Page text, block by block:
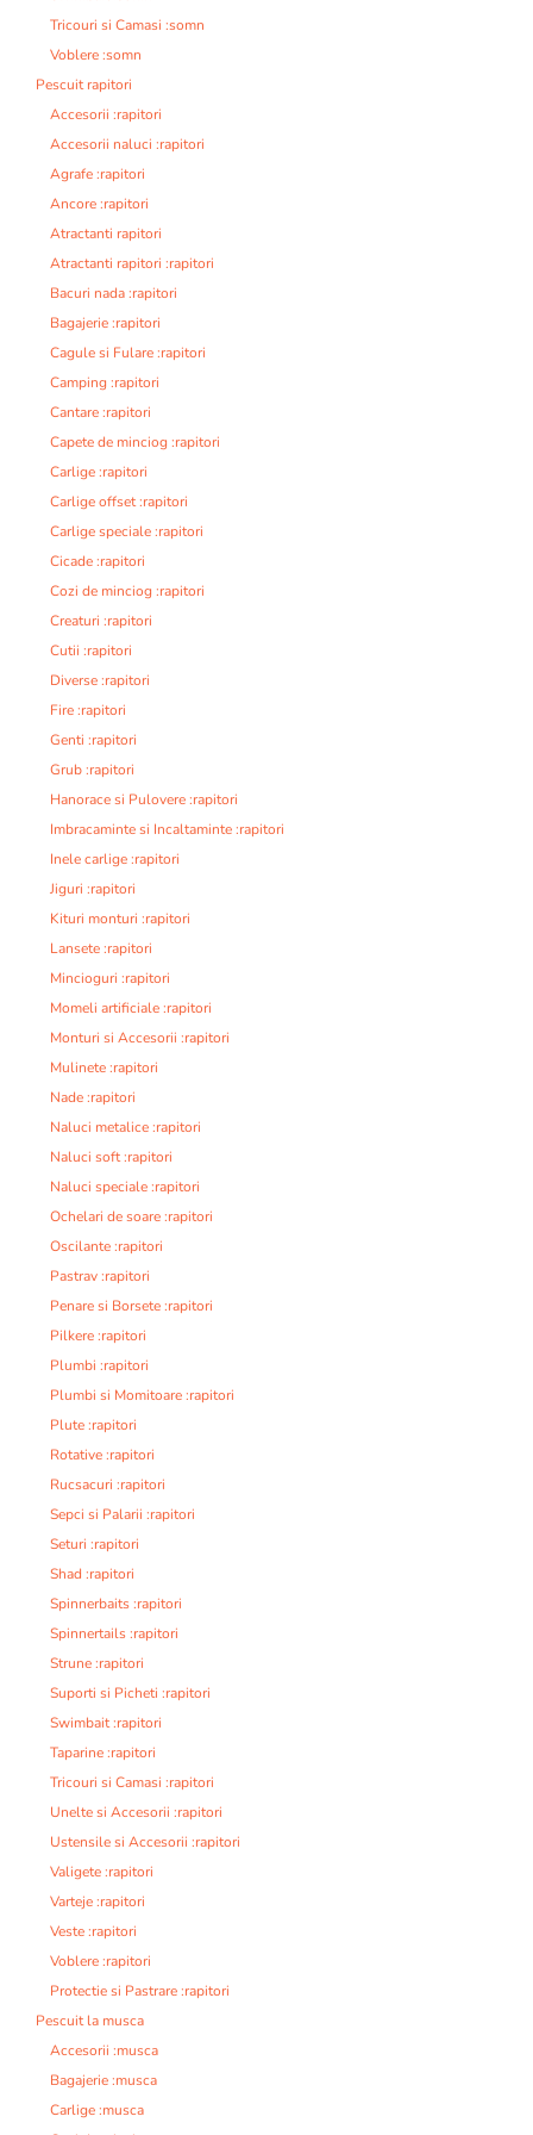
Tricouri si Camasi :somn
Voblere :somn
Pescuit rapitori
Accesorii :rapitori
Accesorii naluci :rapitori
Agrafe :rapitori
Ancore :rapitori
Atractanti rapitori
Atractanti rapitori :rapitori
Bacuri nada :rapitori
Bagajerie :rapitori
Cagule si Fulare :rapitori
Camping :rapitori
Cantare :rapitori
Capete de minciog :rapitori
Carlige :rapitori
Carlige offset :rapitori
Carlige speciale :rapitori
Cicade :rapitori
Cozi de minciog :rapitori
Creaturi :rapitori
Cutii :rapitori
Diverse :rapitori
Fire :rapitori
Genti :rapitori
Grub :rapitori
Hanorace si Pulovere :rapitori
Imbracaminte si Incaltaminte :rapitori
Inele carlige :rapitori
Jiguri :rapitori
Kituri monturi :rapitori
Lansete :rapitori
Mincioguri :rapitori
Momeli artificiale :rapitori
Monturi si Accesorii :rapitori
Mulinete :rapitori
Nade :rapitori
Naluci metalice :rapitori
Naluci soft :rapitori
Naluci speciale :rapitori
Ochelari de soare :rapitori
Oscilante :rapitori
Pastrav :rapitori
Penare si Borsete :rapitori
Pilkere :rapitori
Plumbi :rapitori
Plumbi si Momitoare :rapitori
Plute :rapitori
Rotative :rapitori
Rucsacuri :rapitori
Sepci si Palarii :rapitori
Seturi :rapitori
Shad :rapitori
Spinnerbaits :rapitori
Spinnertails :rapitori
Strune :rapitori
Suporti si Picheti :rapitori
Swimbait :rapitori
Taparine :rapitori
Tricouri si Camasi :rapitori
Unelte si Accesorii :rapitori
Ustensile si Accesorii :rapitori
Valigete :rapitori
Varteje :rapitori
Veste :rapitori
Voblere :rapitori
Protectie si Pastrare :rapitori
Pescuit la musca
Accesorii :musca
Bagajerie :musca
Carlige :musca